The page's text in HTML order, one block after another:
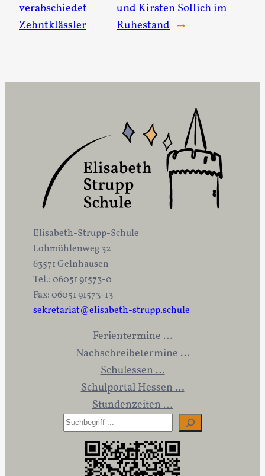
verabschiedet
Zehntklässler
und Kirsten Sollich im
Ruhestand →
Elisabeth-Strupp-Schule
Lohmühlenweg 32
63571 Gelnhausen
Tel.: 06051 91573-0
Fax: 06051 91573-13
sekretariat@elisabeth-strupp.schule
Ferientermine …
Nachschreibetermine …
Schulessen …
Schulportal Hessen …
Stundenzeiten …
S
u